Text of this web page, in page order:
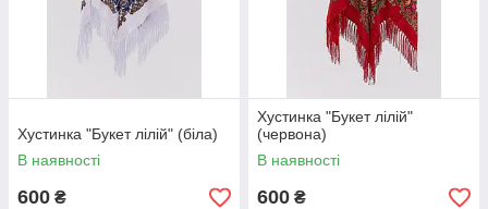
Хустинка "Букет лілій" (біла)
В наявності
600 ₴
Хустинка "Букет лілій"
(червона)
В наявності
600 ₴